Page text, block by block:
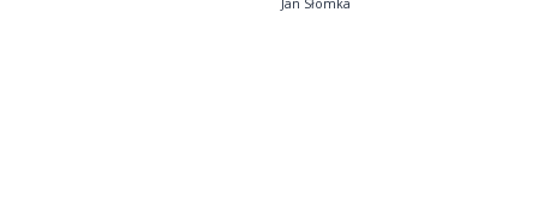
Jan Słomka